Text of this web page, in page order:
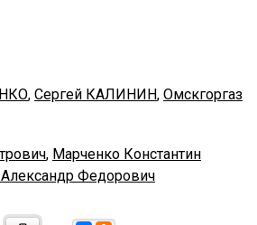
, Сергей КАЛИНИН, Омскгоргаз
, Марченко Константин
Федорович